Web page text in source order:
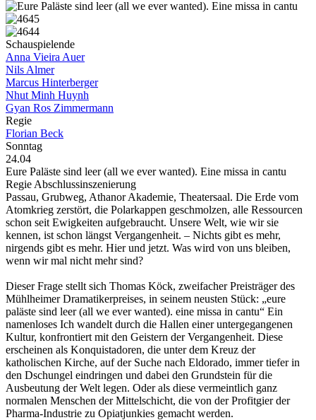
Schauspielende
Anna Vieira Auer
Nils Almer
Marcus Hinterberger
Nhut Minh Huynh
Gyan Ros Zimmermann
Regie
Florian Beck
Sonntag
24.04
Eure Paläste sind leer (all we ever wanted). Eine missa in cantu
Regie Abschlussinszenierung
Passau, Grubweg, Athanor Akademie, Theatersaal. Die Erde vom
Atomkrieg zerstört, die Polarkappen geschmolzen, alle Ressourcen
schon seit Ewigkeiten aufgebraucht. Unsere Welt, wie wir sie
kennen, ist schon längst Vergangenheit. – Nichts gibt es mehr,
nirgends gibt es mehr. Hier und jetzt. Was wird von uns bleiben,
wenn wir mal nicht mehr sind?
Dieser Frage stellt sich Thomas Köck, zweifacher Preisträger des
Mühlheimer Dramatikerpreises, in seinem neusten Stück: „eure
paläste sind leer (all we ever wanted). eine missa in cantu“ Ein
namenloses Ich wandelt durch die Hallen einer untergegangenen
Kultur, konfrontiert mit den Geistern der Vergangenheit. Diese
erscheinen als Konquistadoren, die unter dem Kreuz der
katholischen Kirche, auf der Suche nach Eldorado, immer tiefer in
den Dschungel eindringen und dabei den Grundstein für die
Ausbeutung der Welt legen. Oder als diese vermeintlich ganz
normalen Menschen der Mittelschicht, die von der Profitgier der
Pharma-Industrie zu Opiatjunkies gemacht werden.